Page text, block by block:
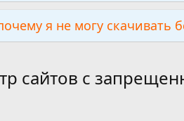
я не могу скачивать
сайтов с